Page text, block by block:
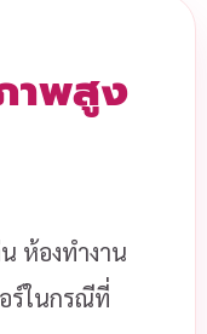
าพสูง
ห้องทำงาน
ร์ในกรณีที่